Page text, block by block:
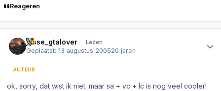
Reageren
jesse_gtalover Leden
Geplaatst:13 augustus 200520 jaren
AUTEUR
ok, sorry, dat wist ik niet. maar sa + vc + lc is nog veel cooler!